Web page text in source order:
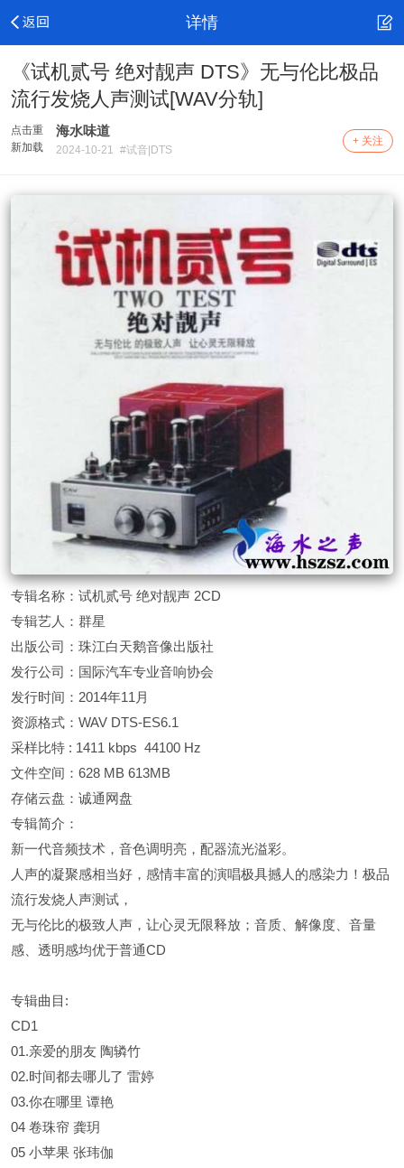
详情
《试机贰号 绝对靓声 DTS》无与伦比极品
流行发烧人声测试[WAV分轨]
点击重
新加载
海水味道
2024-10-21 #试音|DTS
+ 关注
专辑名称：试机贰号 绝对靓声 2CD
专辑艺人：群星
出版公司：珠江白天鹅音像出版社
发行公司：国际汽车专业音响协会
发行时间：2014年11月
资源格式：WAV DTS-ES6.1
采样比特 : 1411 kbps 44100 Hz
文件空间：628 MB 613MB
存储云盘：诚通网盘
专辑简介：
新一代音频技术，音色调明亮，配器流光溢彩。
人声的凝聚感相当好，感情丰富的演唱极具撼人的感染力！极品
流行发烧人声测试，
无与伦比的极致人声，让心灵无限释放；音质、解像度、音量
感、透明感均优于普通CD
专辑曲目:
CD1
01.亲爱的朋友 陶辚竹
02.时间都去哪儿了 雷婷
03.你在哪里 谭艳
04 卷珠帘 龚玥
05 小苹果 张玮伽